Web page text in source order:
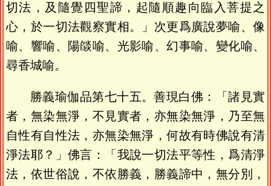
切法，及隨覺四聖諦，起隨順趣向臨入菩提之
心，於一切法觀察實相。」次更爲廣說夢喻、像
喻、響喻、陽燄喻、光影喻、幻事喻、變化喻、
尋香城喻。
勝義瑜伽品第七十五。善現白佛：「諸見實
者，無染無淨，不見實者，亦無染無淨，乃至無
自性有自性法，亦無染無淨，何故有時佛說有清
淨法耶？」佛言：「我說一切法平等性，爲清淨
法，依世俗說，不依勝義，勝義諦中，無分別，